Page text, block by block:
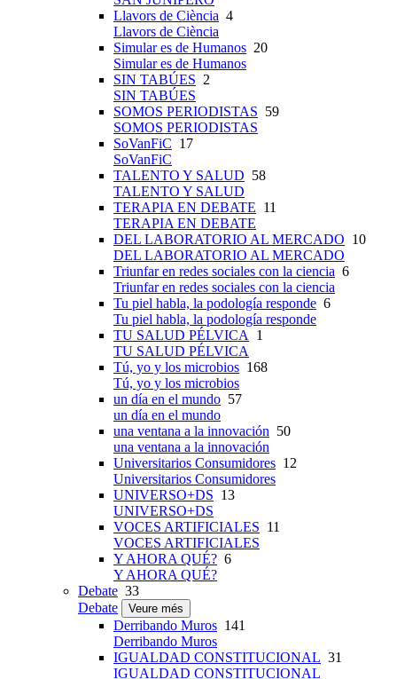
Llavors de Ciència 4
Llavors de Ciència
Simular es de Humanos 20
Simular es de Humanos
SIN TABÚES 2
SIN TABÚES
SOMOS PERIODISTAS 59
SOMOS PERIODISTAS
SoVanFiC 17
SoVanFiC
TALENTO Y SALUD 58
TALENTO Y SALUD
TERAPIA EN DEBATE 11
TERAPIA EN DEBATE
DEL LABORATORIO AL MERCADO 10
DEL LABORATORIO AL MERCADO
Triunfar en redes sociales con la ciencia 6
Triunfar en redes sociales con la ciencia
Tu piel habla, la podología responde 6
Tu piel habla, la podología responde
TU SALUD PÉLVICA 1
TU SALUD PÉLVICA
Tú, yo y los microbios 168
Tú, yo y los microbios
un día en el mundo 57
un día en el mundo
una ventana a la innovación 50
una ventana a la innovación
Universitarios Consumidores 12
Universitarios Consumidores
UNIVERSO+DS 13
UNIVERSO+DS
VOCES ARTIFICIALES 11
VOCES ARTIFICIALES
Y AHORA QUÉ? 6
Y AHORA QUÉ?
Debate 33
Debate
Veure més
Derribando Muros 141
Derribando Muros
IGUALDAD CONSTITUCIONAL 31
IGUALDAD CONSTITUCIONAL